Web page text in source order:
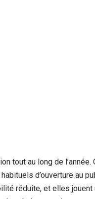
tout au long de
d’ouverture au
réduite, et elles